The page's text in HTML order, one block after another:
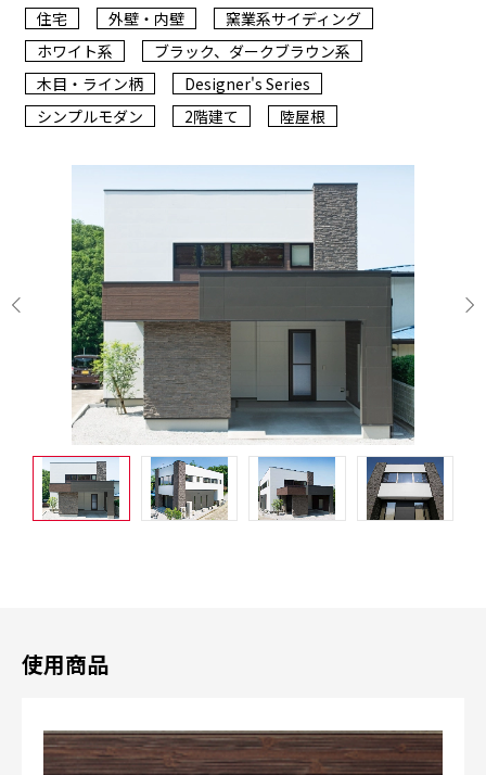
住宅
外壁・内壁
窯業系サイディング
ホワイト系
ブラック、ダークブラウン系
木目・ライン柄
Designer's Series
シンプルモダン
2階建て 陸屋根
使用商品